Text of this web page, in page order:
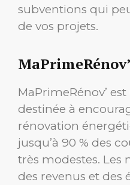
subventions qui
de vos projets.
MaPrimeRénov’
MaPrimeRénov’
destinée à
rénovation
jusqu’à 90 % des
très modestes.
des revenus et des